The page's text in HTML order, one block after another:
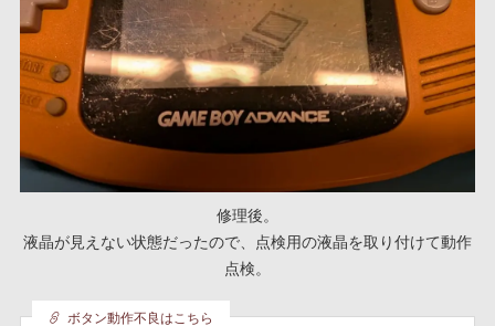
修理後。
液晶が見えない状態だったので、点検用の液晶を取り付けて動作
点検。
ボタン動作不良はこちら